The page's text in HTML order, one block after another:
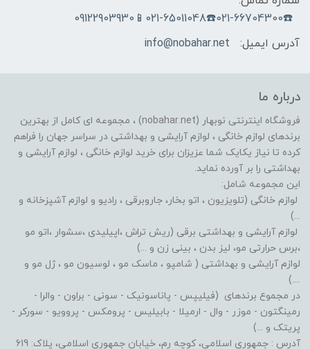
☎️021-66704300☎️021-65011048📱09122903930
آدرس ایمیل:
info@nobahar.net
درباره ما
فروشگاه اینترنتی نوبهار (nobahar.net) ، مجموعه ای کامل از بهترین
برندهای لوازم خانگی ، لوازم آرایشی و بهداشتی در سراسر جهان را فراهم
کرده تا نیاز یکایک شما عزیزان برای خرید لوازم خانگی ، لوازم آرایشی و
بهداشتی را بر آورده نماید.
این مجموعه شامل:
لوازم خانگی (تلویزیون ، اتو بخار، جاروبرقی ، رادیو و لوازم آشپزخانه و
...)
لوازم آرایشی و بهداشتی برقی (ریش تراش ،اپیلیدی ،سشوار ،اتو مو
،برس حرارتی مو، لیز بدن ، بینی زن و ...)
لوازم آرایشی و بهداشتی ( شامپو ، ماسک مو ، لوسیون مو ، ژل مو و
....)
در مجموع برندهای (فیلیپس - پاناسونیک - سونی - براون - والرا -
رمینگتون - موزر - وال - ارمیلا - بابیلیس - پرومکس - پروویو - سورکر -
پریتک و ...)
آدرس : جمهوری اسلامی، کوچه رم، خیابان جمهوری اسلامی، پلاک: 619